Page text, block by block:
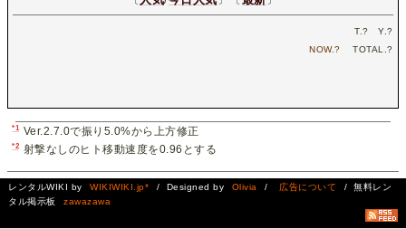
T.? Y.?
NOW.? TOTAL.?
*1 Ver.2.7.0で振り5.0%から上方修正
*2 射撃なしのヒト移動速度を0.96とする
レンタルWIKI by WIKIWIKI.jp* / Designed by Olivia / 広告について
/ 無料レン
タル掲示板
zawazawa